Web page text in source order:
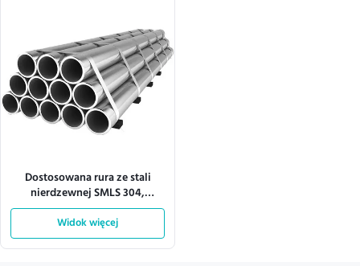
Dostosowana rura ze stali
nierdzewnej SMLS 304,
wykończenie Hairline BA
Widok więcej